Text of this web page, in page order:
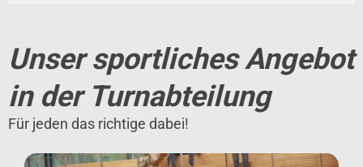
Unser sportliches Angebot
in der Turnabteilung
Für jeden das richtige dabei!